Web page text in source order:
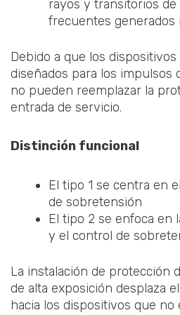
rayos y transitorios
frecuentes generados
Debido a que los
diseñados para los impulsos
no pueden reemplazar la
entrada de servicio.
Distinción funcional
El tipo 1 se centra en
de sobretensión
El tipo 2 se enfoca en
y el control de
La instalación de protección
de alta exposición desplaza
hacia los dispositivos que no